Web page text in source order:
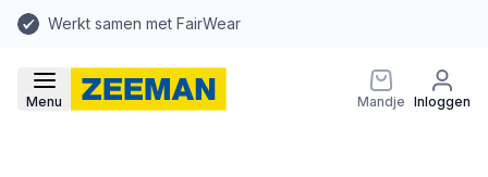
Werkt samen met FairWear
Menu Mandje Inloggen